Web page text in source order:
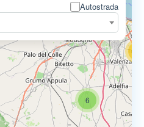
Autostrada
6